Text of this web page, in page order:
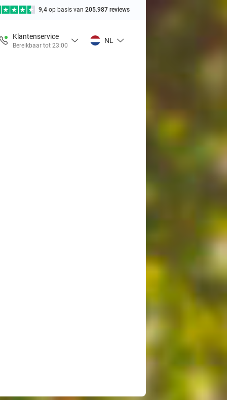
9,4 op basis van 205.987 reviews
Klantenservice
Bereikbaar tot 23:00
NL